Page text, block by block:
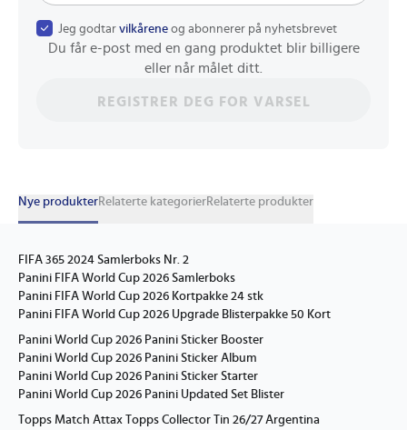
Jeg godtar vilkårene og abonnerer på nyhetsbrevet
Du får e-post med en gang produktet blir billigere
eller når målet ditt.
REGISTRER DEG FOR VARSEL
Nye produkterRelaterte kategorierRelaterte produkter
FIFA 365 2024 Samlerboks Nr. 2
Panini FIFA World Cup 2026 Samlerboks
Panini FIFA World Cup 2026 Kortpakke 24 stk
Panini FIFA World Cup 2026 Upgrade Blisterpakke 50 Kort
Panini World Cup 2026 Panini Sticker Booster
Panini World Cup 2026 Panini Sticker Album
Panini World Cup 2026 Panini Sticker Starter
Panini World Cup 2026 Panini Updated Set Blister
Topps Match Attax Topps Collector Tin 26/27 Argentina